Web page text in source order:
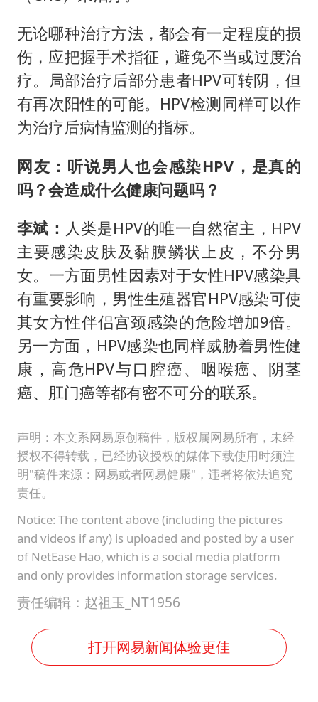
无论哪种治疗方法，都会有一定程度的损
伤，应把握手术指征，避免不当或过度治
疗。局部治疗后部分患者HPV可转阴，但
有再次阳性的可能。HPV检测同样可以作
为治疗后病情监测的指标。
网友：听说男人也会感染HPV，是真的
吗？会造成什么健康问题吗？
李斌： 人类是HPV的唯一自然宿主，HPV
主要感染皮肤及黏膜鳞状上皮，不分男
女。一方面男性因素对于女性HPV感染具
有重要影响，男性生殖器官HPV感染可使
其女方性伴侣宫颈感染的危险增加9倍。
另一方面，HPV感染也同样威胁着男性健
康，高危HPV与口腔癌、咽喉癌、阴茎
癌、肛门癌等都有密不可分的联系。
声明：本文系网易原创稿件，版权属网易所有，未经
授权不得转载，已经协议授权的媒体下载使用时须注
明"稿件来源：网易或者网易健康"，违者将依法追究
责任。
Notice: The content above (including the pictures
and videos if any) is uploaded and posted by a user
of NetEase Hao, which is a social media platform
and only provides information storage services.
责任编辑：赵祖玉_NT1956
打开网易新闻体验更佳